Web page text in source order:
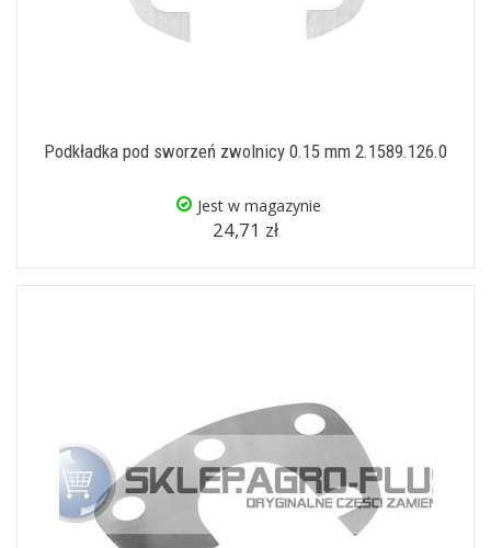
Podkładka pod sworzeń zwolnicy 0.15 mm 2.1589.126.0
Jest w magazynie
24,71 zł